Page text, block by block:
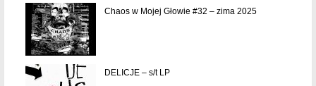
Chaos w Mojej Głowie #32 – zima 2025
DELICJE – s/t LP